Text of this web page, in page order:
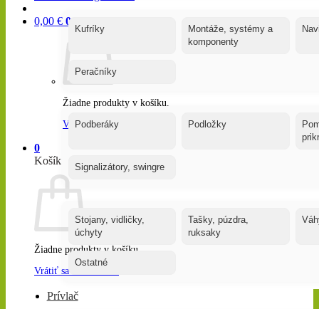
0,00 € 0
Žiadne produkty v košíku.
Vrátiť sa do obchodu
0
Košík
Žiadne produkty v košíku.
Vrátiť sa do obchodu
Kufríky
Montáže, systémy a
komponenty
Peračníky
Podberáky Podložky
Signalizátory, swingre
Stojany, vidličky,
úchyty
Tašky, púzdra,
ruksaky
Ostatné
Prívlač